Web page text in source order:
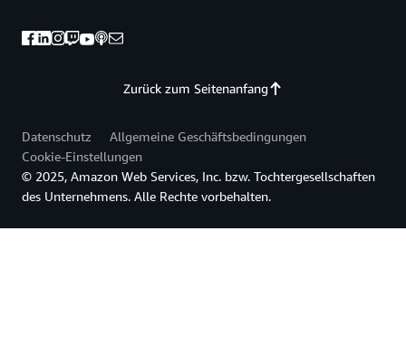
Zurück zum Seitenanfang
Datenschutz
Allgemeine Geschäftsbedingungen
Cookie-Einstellungen
© 2025, Amazon Web Services, Inc. bzw. Tochtergesellschaften
des Unternehmens. Alle Rechte vorbehalten.